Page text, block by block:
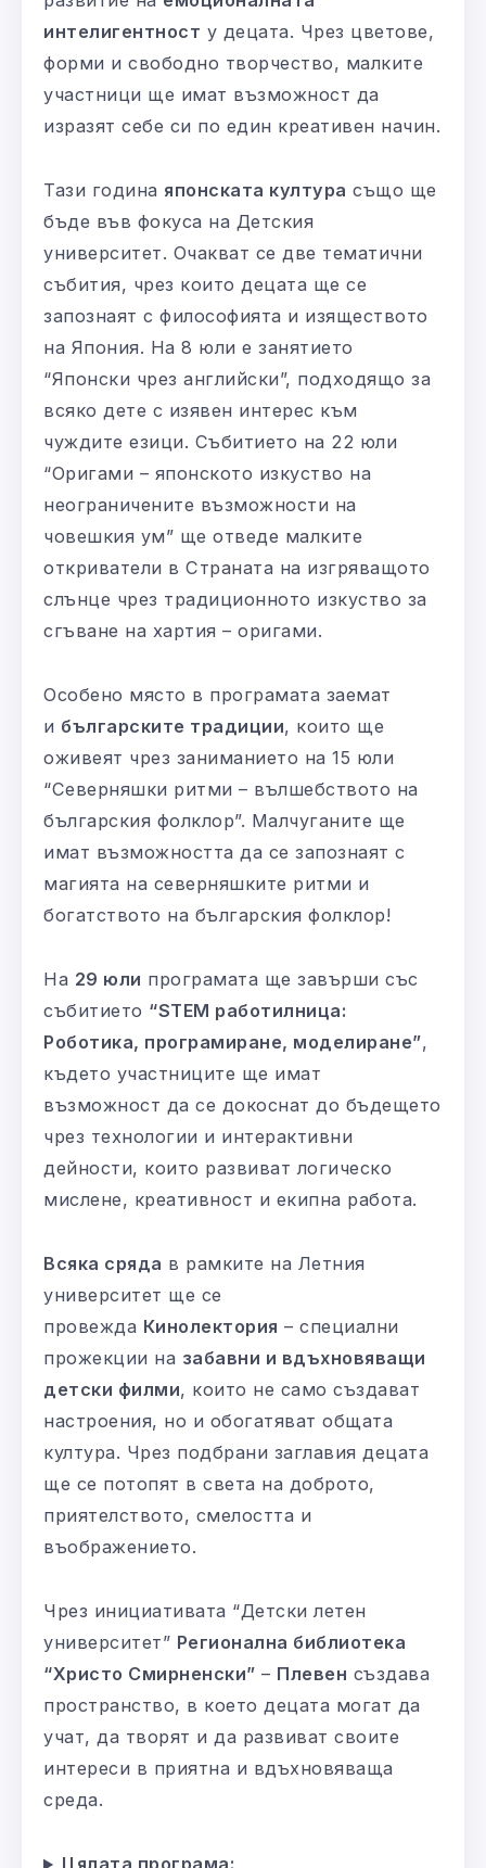
интелигентност у децата. Чрез цветове,
форми и свободно творчество, малките
участници ще имат възможност да
изразят себе си по един креативен начин.
Тази година японската култура също ще
бъде във фокуса на Детския
университет. Очакват се две тематични
събития, чрез които децата ще се
запознаят с философията и изяществото
на Япония. На 8 юли е занятието
“Японски чрез английски”, подходящо за
всяко дете с изявен интерес към
чуждите езици. Събитието на 22 юли
“Оригами – японското изкуство на
неограничените възможности на
човешкия ум” ще отведе малките
откриватели в Страната на изгряващото
слънце чрез традиционното изкуство за
сгъване на хартия – оригами.
Особено място в програмата заемат
и българските традиции, които ще
оживеят чрез заниманието на 15 юли
“Северняшки ритми – вълшебството на
българския фолклор”. Малчуганите ще
имат възможността да се запознаят с
магията на северняшките ритми и
богатството на българския фолклор!
На 29 юли програмата ще завърши със
събитието “STEM работилница:
Роботика, програмиране, моделиране”,
където участниците ще имат
възможност да се докоснат до бъдещето
чрез технологии и интерактивни
дейности, които развиват логическо
мислене, креативност и екипна работа.
Всяка сряда в рамките на Летния
университет ще се
провежда Кинолектория – специални
прожекции на забавни и вдъхновяващи
детски филми, които не само създават
настроения, но и обогатяват общата
култура. Чрез подбрани заглавия децата
ще се потопят в света на доброто,
приятелството, смелостта и
въображението.
Чрез инициативата “Детски летен
университет” Регионална библиотека
“Христо Смирненски” – Плевен създава
пространство, в което децата могат да
учат, да творят и да развиват своите
интереси в приятна и вдъхновяваща
среда.